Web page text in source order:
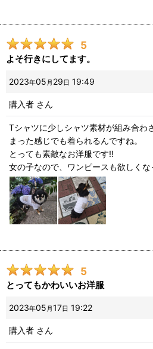
5
よそ行きにしてます。
2023年05 月 29日 19:49
購入者 さん
Tシャツに少しシャツ素材が組み合わ
まった感じでも着られるんですね。
とっても素敵なお洋服です!!
女の子なので、ワンピースも欲しくな
5
とってもかわいいお洋服
2023年05 月17日 19:22
購入者 さん